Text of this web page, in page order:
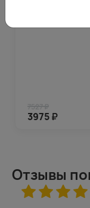
3975₽
Отзывы